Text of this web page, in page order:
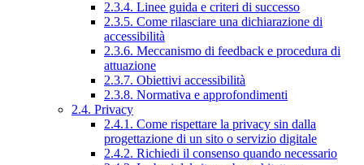
2.3.4. Linee guida e criteri di successo
2.3.5. Come rilasciare una dichiarazione di
accessibilità
2.3.6. Meccanismo di feedback e procedura di
attuazione
2.3.7. Obiettivi accessibilità
2.3.8. Normativa e approfondimenti
2.4. Privacy
2.4.1. Come rispettare la privacy sin dalla
progettazione di un sito o servizio digitale
2.4.2. Richiedi il consenso quando necessario